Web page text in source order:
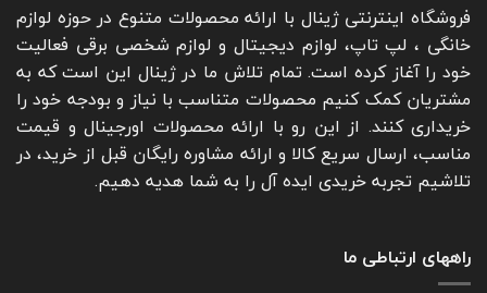
خود تطبیق دهید.
دومین نکته مهم، کیفیت و اصالت قطعات است.
قطعات اورجینال یا دارای گارانتی معتبر، اطمینان
بیشتری نسبت به دوام و عملکرد مطلوب در اختیار
شما می‌گذارند. ژینال با ارائه قطعات اصل از
برندهای معتبر، این اطمینان را برای شما فراهم
می‌کند که با خیال راحت خرید کنید.
معیارهای کلیدی هستند. اگر به‌دنبال ارتقاء رم،
فروشگاه اینترنتی ژینال با ارائه محصولات متنوع در حوزه لوازم
خانگی ، لپ تاپ، لوازم دیجیتال و لوازم شخصی برقی فعالیت
خود را آغاز کرده است. تمام تلاش ما در ژینال این است که به
مشتریان کمک کنیم محصولات متناسب با نیاز و بودجه خود را
خریداری کنند. از این رو با ارائه محصولات اورجینال و قیمت
مناسب، ارسال سریع کالا و ارائه مشاوره رایگان قبل از خرید، در
تلاشیم تجربه خریدی ایده آل را به شما هدیه دهیم.
راههای ارتباطی ما